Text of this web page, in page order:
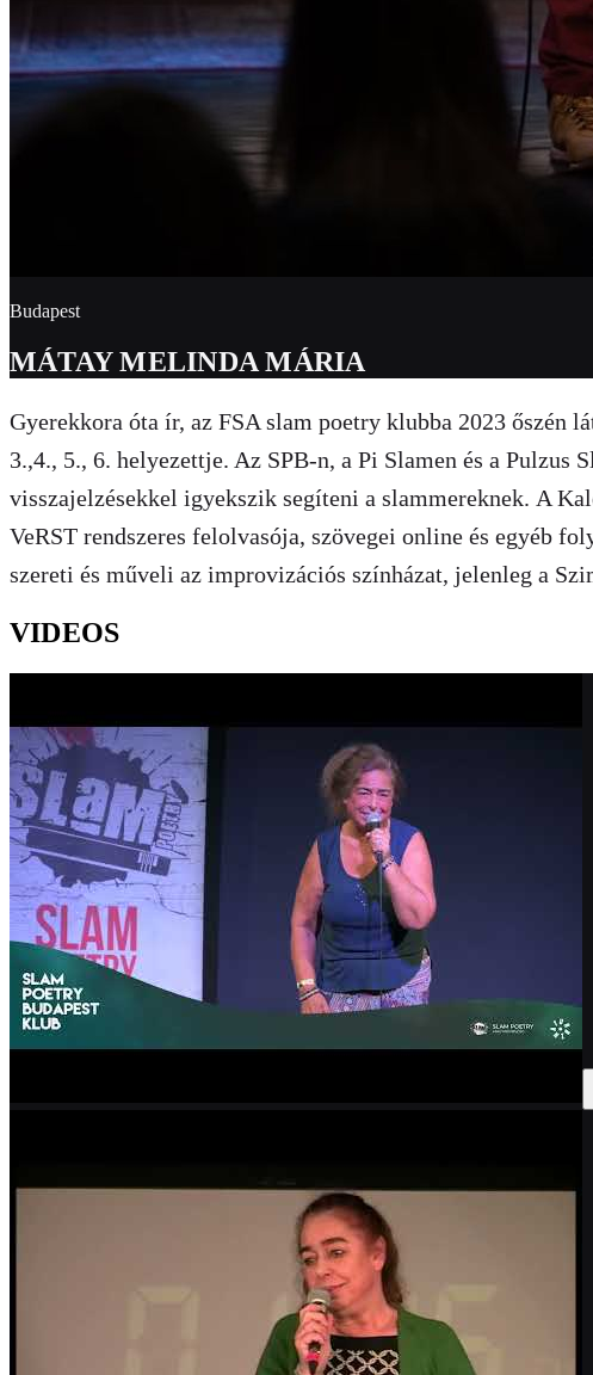
Budapest
MÁTAY MELINDA MÁRIA
Gyerekkora óta ír, az FSA slam poetry klubba 2023 őszén
3.,4., 5., 6. helyezettje. Az SPB-n, a Pi Slamen és a Pulzus
visszajelzésekkel igyekszik segíteni a slammereknek. A
VeRST rendszeres felolvasója, szövegei online és egyéb
szereti és műveli az improvizációs színházat, jelenleg a
VIDEOS